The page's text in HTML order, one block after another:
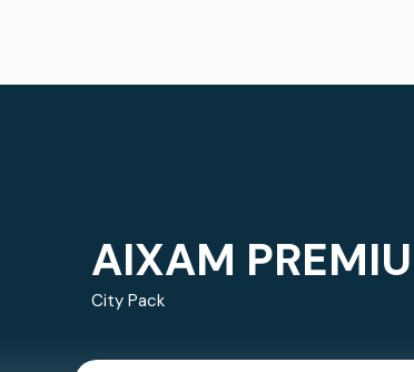
AIXAM
City Pack